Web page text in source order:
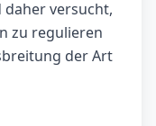
daher versucht,
zu regulieren
der Art